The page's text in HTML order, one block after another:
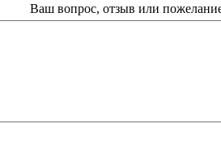
Ваш вопрос, отзыв или